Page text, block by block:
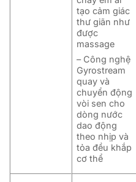
tạo cảm giác
thư giãn như
được
massage
– Công nghệ
Gyrostream
quay và
chuyển động
vòi sen cho
dòng nước
dao động
theo nhịp và
tỏa đều khắp
cơ thể